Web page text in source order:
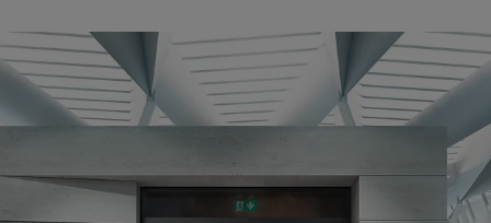
Minimalizace emisí CO₂ z
obvodového pláště budovy
Schüco Carbon Control